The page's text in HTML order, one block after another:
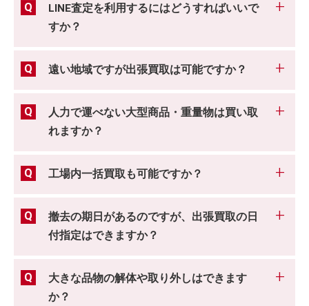
LINE査定を利用するにはどうすればいいで
すか？
遠い地域ですが出張買取は可能ですか？
人力で運べない大型商品・重量物は買い取
れますか？
工場内一括買取も可能ですか？
撤去の期日があるのですが、出張買取の日
付指定はできますか？
大きな品物の解体や取り外しはできます
か？